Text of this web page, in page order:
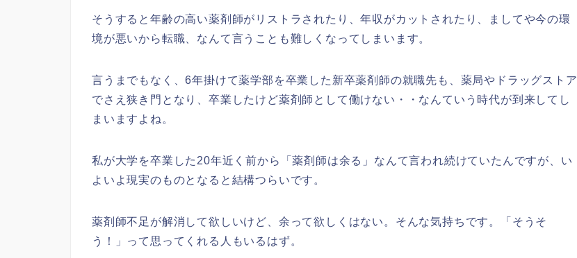
そうすると年齢の高い薬剤師がリストラされたり、年収がカットされたり、ましてや今の環
境が悪いから転職、なんて言うことも難しくなってしまいます。
言うまでもなく、6年掛けて薬学部を卒業した新卒薬剤師の就職先も、薬局やドラッグストア
でさえ狭き門となり、卒業したけど薬剤師として働けない・・なんていう時代が到来してし
まいますよね。
私が大学を卒業した20年近く前から「薬剤師は余る」なんて言われ続けていたんですが、い
よいよ現実のものとなると結構つらいです。
薬剤師不足が解消して欲しいけど、余って欲しくはない。そんな気持ちです。「そうそ
う！」って思ってくれる人もいるはず。